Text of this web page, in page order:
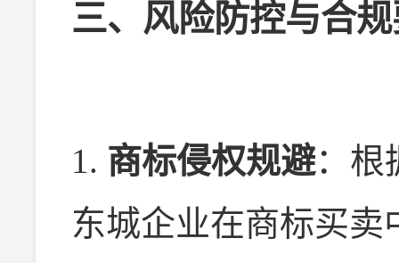
三、风险防控与合
1. 商标侵权规避：根
东城企业在商标买